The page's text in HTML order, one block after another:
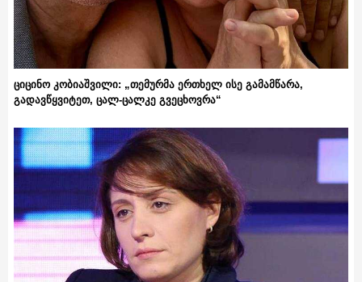
ციცინო კობიაშვილი: „თემურმა ერთხელ ისე გამამწარა,
გადავწყვიტეთ, ცალ-ცალკე გვეცხოვრა“